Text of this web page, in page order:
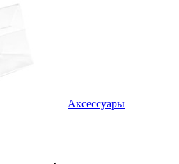
Аксессуары